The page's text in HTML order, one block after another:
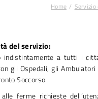
Home
del servizio:
indistintamente a tutti i
gli Ospedali, gli
Soccorso.
ferme richieste